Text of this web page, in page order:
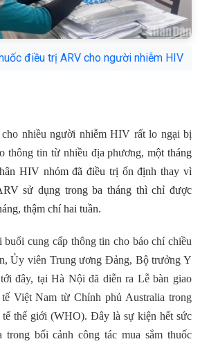
điều trị ARV cho người nhiễm HIV
nhiều người nhiễm HIV rất lo ngại bị
thông tin từ nhiều địa phương, một tháng
HIV nhóm đã điều trị ổn định thay vì
sử dụng trong ba tháng thì chỉ được
thậm chí hai tuần.
cung cấp thông tin cho báo chí chiều
Ủy viên Trung ương Đảng, Bộ trưởng Y
đây, tại Hà Nội đã diễn ra Lễ bàn giao
Việt Nam từ Chính phủ Australia trong
thế giới (WHO). Đây là sự kiện hết sức
bối cảnh công tác mua sắm thuốc